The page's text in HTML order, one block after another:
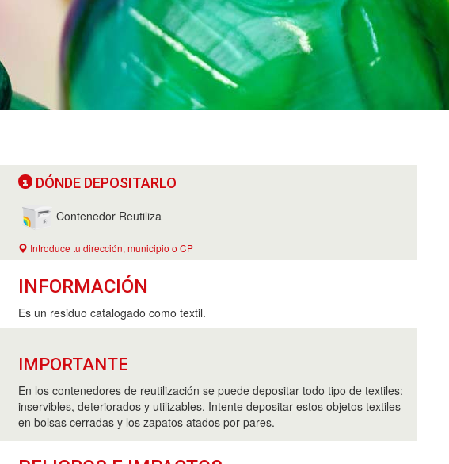
DÓNDE DEPOSITARLO
Contenedor Reutiliza
Introduce tu dirección, municipio o CP
INFORMACIÓN
Es un residuo catalogado como textil.
IMPORTANTE
En los contenedores de reutilización se puede depositar todo tipo de textiles:
inservibles, deteriorados y utilizables. Intente depositar estos objetos textiles
en bolsas cerradas y los zapatos atados por pares.